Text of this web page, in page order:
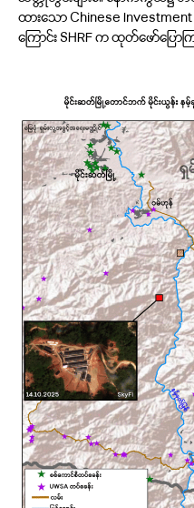
ထားသော Chinese
ကြောင်း SHRF က ထုတ်ဖော်ပြော